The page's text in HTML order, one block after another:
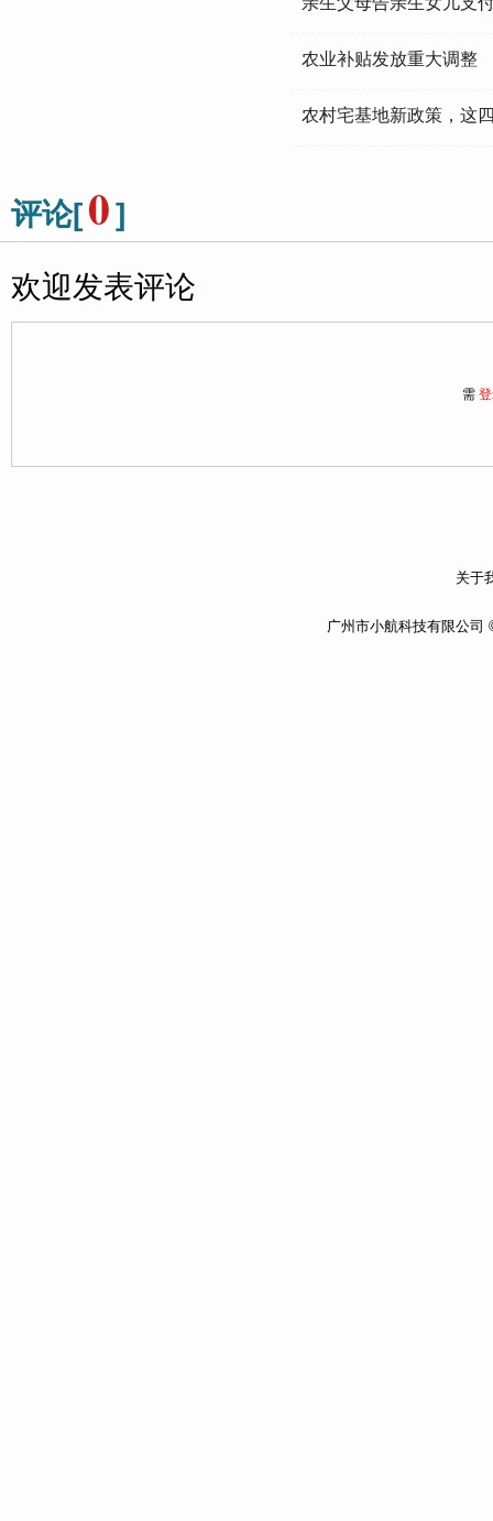
农业补贴发放重大调整
农村宅基地新政策，这
评论[0]
欢迎发表评论
需
关于
广州市小航科技有限公